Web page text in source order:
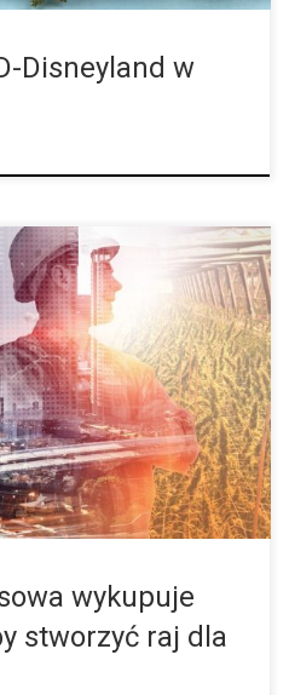
Disneyland w
maszynka do produkowania
Stanach Zjednoczonych. Jednak
trzeba je dobrze
producent cannabisu o
wykupuje
stworzyć raj dla